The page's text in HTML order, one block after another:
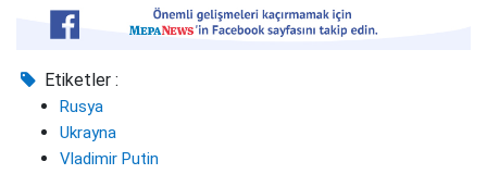
Etiketler :
Rusya
Ukrayna
Vladimir Putin